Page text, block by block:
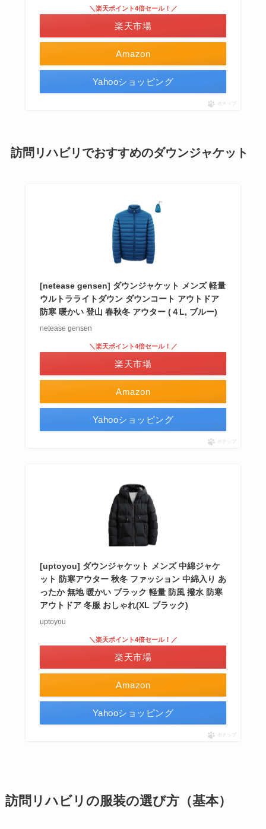
Amazon
＼楽天ポイント4倍セール！／
楽天市場
Yahooショッピング
ポチップ
訪問リハビリでおすすめのダウンジャケット
[netease gensen] ダウンジャケット メンズ 軽量
ウルトラライトダウン ダウンコート アウトドア
防寒 暖かい 登山 春秋冬 アウター (４L, ブルー)
netease gensen
Amazon
＼楽天ポイント4倍セール！／
楽天市場
Yahooショッピング
ポチップ
[uptoyou] ダウンジャケット メンズ 中綿ジャケ
ット 防寒アウター 秋冬 ファッション 中綿入り あ
ったか 無地 暖かい ブラック 軽量 防風 撥水 防寒
アウトドア 冬服 おしゃれ(XL ブラック)
uptoyou
Amazon
＼楽天ポイント4倍セール！／
楽天市場
Yahooショッピング
ポチップ
訪問リハビリの服装の選び方（基本）